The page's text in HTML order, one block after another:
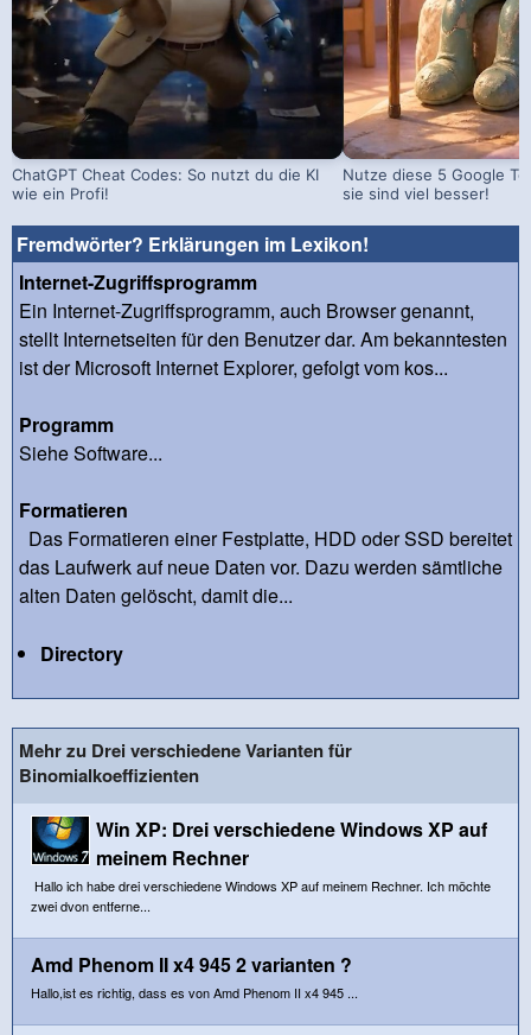
ChatGPT Cheat Codes: So nutzt du die KI
wie ein Profi!
Nutze diese 5 Google
sie sind viel besser!
Fremdwörter? Erklärungen im Lexikon!
Internet-Zugriffsprogramm
Ein Internet-Zugriffsprogramm, auch Browser genannt,
stellt Internetseiten für den Benutzer dar. Am bekanntesten
ist der Microsoft Internet Explorer, gefolgt vom kos...
Programm
Siehe Software...
Formatieren
Das Formatieren einer Festplatte, HDD oder SSD bereitet
das Laufwerk auf neue Daten vor. Dazu werden sämtliche
alten Daten gelöscht, damit die...
Directory
Mehr zu Drei verschiedene Varianten für
Binomialkoeffizienten
Win XP: Drei verschiedene Windows XP auf
meinem Rechner
Hallo ich habe drei verschiedene Windows XP auf meinem Rechner. Ich möchte
zwei dvon entferne...
Amd Phenom II x4 945 2 varianten ?
Hallo,ist es richtig, dass es von Amd Phenom II x4 945 ...